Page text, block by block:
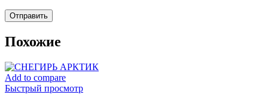
Похожие
Add to compare
Быстрый просмотр